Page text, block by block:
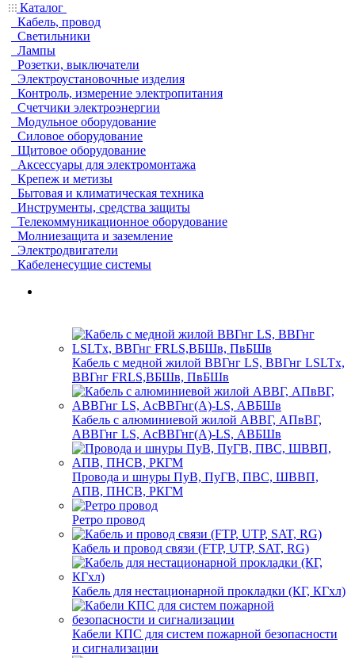
Каталог
Кабель, провод
Светильники
Лампы
Розетки, выключатели
Электроустановочные изделия
Контроль, измерение электропитания
Счетчики электроэнергии
Модульное оборудование
Силовое оборудование
Щитовое оборудование
Аксессуары для электромонтажа
Крепеж и метизы
Бытовая и климатическая техника
Инструменты, средства защиты
Телекоммуникационное оборудование
Молниезащита и заземление
Электродвигатели
Кабеленесущие системы
Кабель с медной жилой ВВГнг LS, ВВГнг LSLTx,
ВВГнг FRLS,ВБШв, ПвБШв
Кабель с алюминиевой жилой АВВГ, АПвВГ,
АВВГнг LS, АсВВГнг(А)-LS, АВБШв
Провода и шнуры ПуВ, ПуГВ, ПВС, ШВВП,
АПВ, ПНСВ, РКГМ
Ретро провод
Кабель и провод связи (FTP, UTP, SAT, RG)
Кабель для нестационарной прокладки (КГ, КГхл)
Кабели КПС для систем пожарной безопасности
и сигнализации